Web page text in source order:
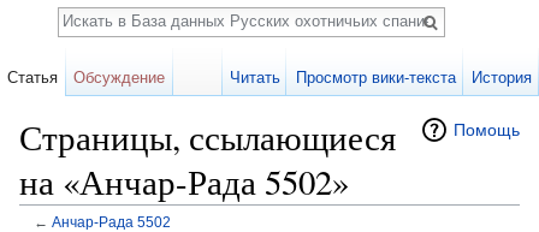
Помощь
Страницы, ссылающиеся
на «Анчар-Рада 5502»
← Анчар-Рада 5502
Статья Обсуждение Читать Просмотр вики-текста История
Поиск